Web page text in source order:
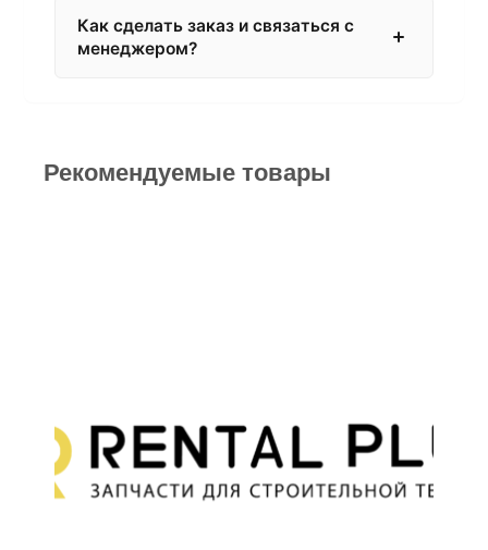
Как сделать заказ и связаться с
менеджером?
Рекомендуемые товары